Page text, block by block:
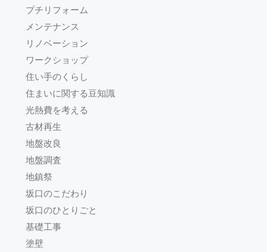
プチリフォーム
メンテナンス
リノベーション
ワークショップ
住い手のくらし
住まいに関する豆知識
光熱費を考える
古材再生
地盤改良
地盤調査
地鎮祭
坂口のこだわり
坂口のひとりごと
基礎工事
塗壁